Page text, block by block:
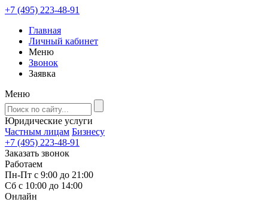
+7 (495) 223-48-91
Главная
Личный кабинет
Меню
Звонок
Заявка
Меню
Юридические услуги
Частным лицам Бизнесу
+7 (495) 223-48-91
Заказать звонок
Работаем
Пн-Пт с 9:00 до 21:00
Сб с 10:00 до 14:00
Онлайн